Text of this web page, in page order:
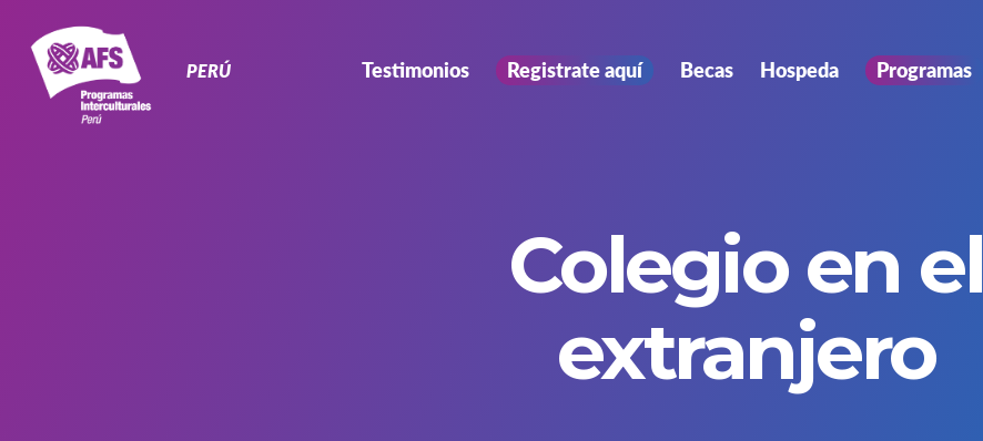
PERÚ Testimonios Registrate aquí Becas Hospeda Programas
Colegio en el
extranjero